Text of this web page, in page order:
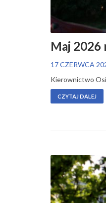
Maj 2026
17 CZERWCA
Kierownictwo
CZYTAJ DALEJ